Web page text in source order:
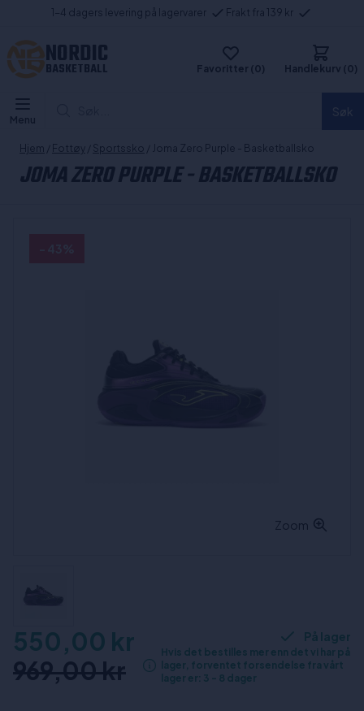
1-4 dagers levering på lagervarer Frakt fra 139 kr
NORDIC
BASKETBALL Favoritter (0) Handlekurv (0)
Menu
Hjem / Fottøy / Sportssko / Joma Zero Purple - Basketballsko
JOMA ZERO PURPLE - BASKETBALLSKO
Zoom
550,00 kr
969,00 kr
På lager
Hvis det bestilles mer enn det vi har på
lager, forventet forsendelse fra vårt
lager er: 3 - 8 dager